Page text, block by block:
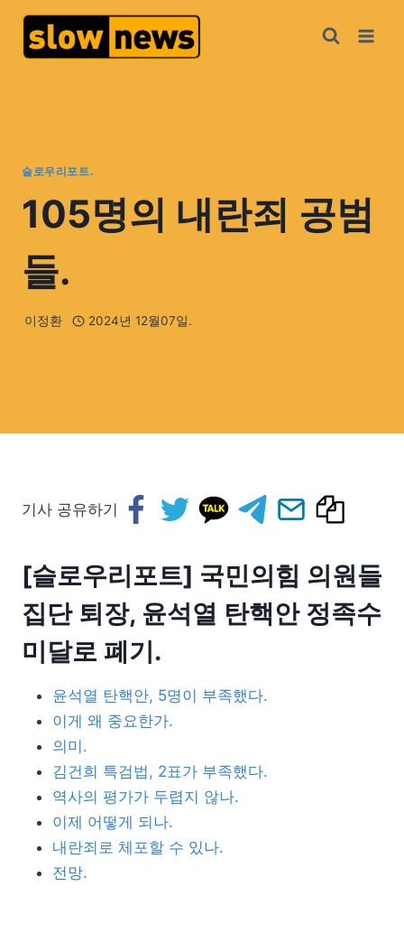
슬로우리포트.
105명의 내란죄 공범
들.
이정환 2024년 12월07일.
기사 공유하기
[슬로우리포트] 국민의힘 의원들
집단 퇴장, 윤석열 탄핵안 정족수
미달로 폐기.
윤석열 탄핵안, 5명이 부족했다.
이게 왜 중요한가.
의미.
김건희 특검법, 2표가 부족했다.
역사의 평가가 두렵지 않나.
이제 어떻게 되나.
내란죄로 체포할 수 있나.
전망.